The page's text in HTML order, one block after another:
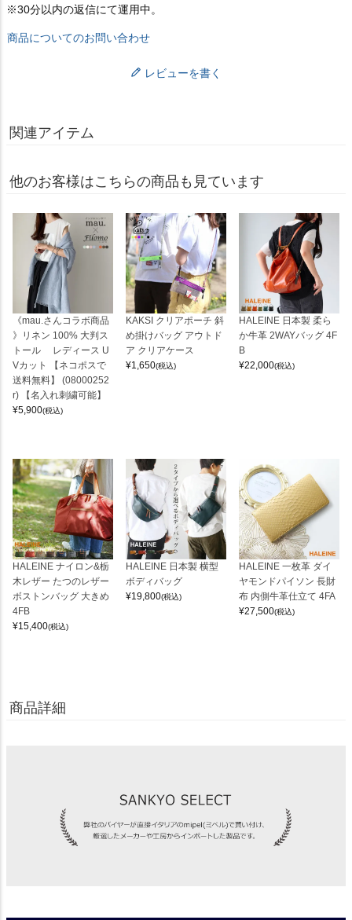
※30分以内の返信にて運用中。
商品についてのお問い合わせ
レビューを書く
関連アイテム
他のお客様はこちらの商品も見ています
《mau.さんコラボ商品
》リネン 100% 大判ス
トール レディース U
Vカット 【ネコポスで
送料無料】 (08000252
r) 【名入れ刺繍可能】
¥5,900(税込)
KAKSI クリアポーチ 斜
め掛けバッグ アウトド
ア クリアケース
¥1,650(税込)
HALEINE 日本製 柔ら
か牛革 2WAYバッグ 4F
B
¥22,000(税込)
HALEINE ナイロン&栃
木レザー たつのレザー
ボストンバッグ 大きめ
4FB
¥15,400(税込)
HALEINE 日本製 横型
ボディバッグ
¥19,800(税込)
HALEINE 一枚革 ダイ
ヤモンドパイソン 長財
布 内側牛革仕立て 4FA
¥27,500(税込)
商品詳細